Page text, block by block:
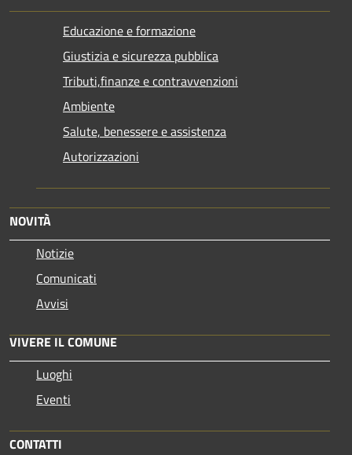
Educazione e formazione
Giustizia e sicurezza pubblica
Tributi,finanze e contravvenzioni
Ambiente
Salute, benessere e assistenza
Autorizzazioni
NOVITÀ
Notizie
Comunicati
Avvisi
VIVERE IL COMUNE
Luoghi
Eventi
CONTATTI